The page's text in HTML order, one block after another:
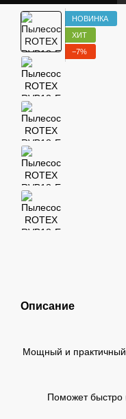
НОВИНКА
ХИТ
−7%
Описание
Мощный и практичный
Поможет быстро